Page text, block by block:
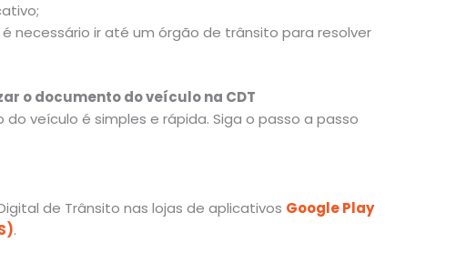
necessário ir até um órgão de trânsito para resolver
o documento do veículo na CDT
veículo é simples e rápida. Siga o passo a passo
de Trânsito nas lojas de aplicativos Google Play
.